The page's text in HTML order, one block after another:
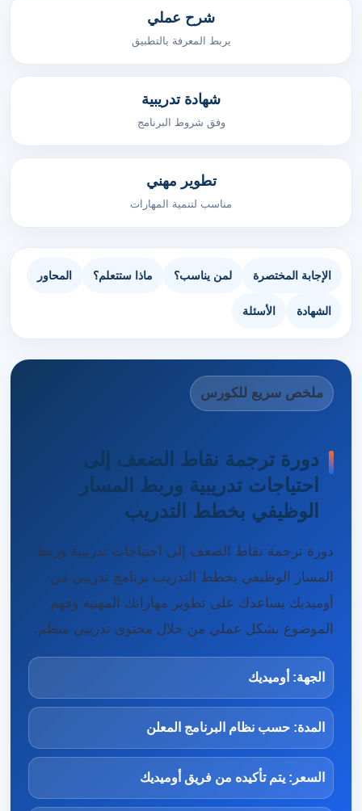
شرح عملي
يربط المعرفة بالتطبيق
شهادة تدريبية
وفق شروط البرنامج
تطوير مهني
مناسب لتنمية المهارات
الإجابة المختصرة لمن يناسب؟ ماذا ستتعلم؟ المحاور
الشهادة الأسئلة
ملخص سريع للكورس
دورة ترجمة نقاط الضعف إلى
احتياجات تدريبية وربط المسار
الوظيفي بخطط التدريب
دورة ترجمة نقاط الضعف إلى احتياجات تدريبية وربط
المسار الوظيفي بخطط التدريب برنامج تدريبي من
أوميديك يساعدك على تطوير مهاراتك المهنية وفهم
الموضوع بشكل عملي من خلال محتوى تدريبي منظم.
الجهة: أوميديك
المدة: حسب نظام البرنامج المعلن
السعر: يتم تأكيده من فريق أوميديك